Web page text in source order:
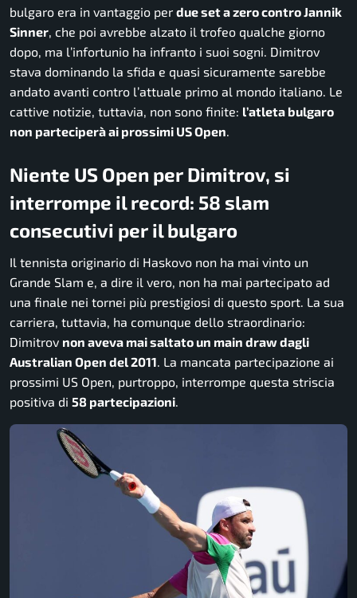
bulgaro era in vantaggio per due set a zero contro Jannik
Sinner, che poi avrebbe alzato il trofeo qualche giorno
dopo, ma l’infortunio ha infranto i suoi sogni. Dimitrov
stava dominando la sfida e quasi sicuramente sarebbe
andato avanti contro l’attuale primo al mondo italiano. Le
cattive notizie, tuttavia, non sono finite: l’atleta bulgaro
non parteciperà ai prossimi US Open.
Niente US Open per Dimitrov, si
interrompe il record: 58 slam
consecutivi per il bulgaro
Il tennista originario di Haskovo non ha mai vinto un
Grande Slam e, a dire il vero, non ha mai partecipato ad
una finale nei tornei più prestigiosi di questo sport. La sua
carriera, tuttavia, ha comunque dello straordinario:
Dimitrov non aveva mai saltato un main draw dagli
Australian Open del 2011 . La mancata partecipazione ai
prossimi US Open, purtroppo, interrompe questa striscia
positiva di 58 partecipazioni